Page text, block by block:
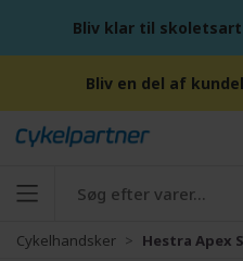
Bliv klar til skoletsart
Bliv en del af
Cykelhandsker Hestra Apex